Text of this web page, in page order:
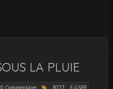
LA PLUIE
0 Commentaire B777
F-GSPE